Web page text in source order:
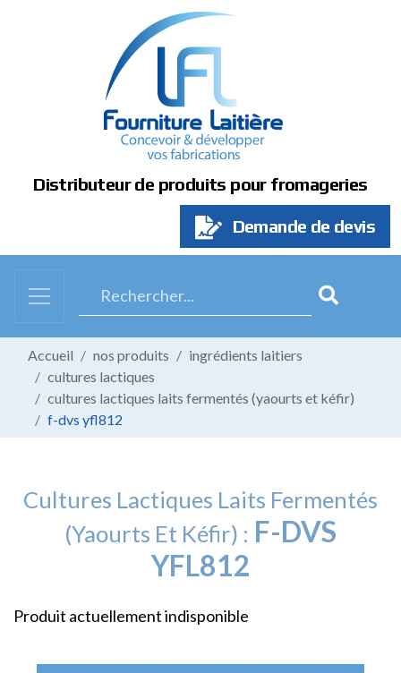
Distributeur de produits pour fromageries
Demande de devis
Accueil nos produits
ingrédients laitiers
cultures lactiques
cultures lactiques laits fermentés (yaourts et kéfir)
f-dvs yfl812
Cultures Lactiques Laits Fermentés
(yaourts Et Kéfir) : F-DVS
YFL812
Produit actuellement indisponible
Panneau de gestion des cookies